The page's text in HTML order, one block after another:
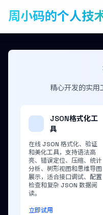
周小码的个人技
精心开发的实用
JSON格式化工
具
在线 JSON 格式化、验证
和美化工具，支持语法高
亮、错误定位、压缩、统计
分析、树形视图和思维导图
展示，适合接口调试、配置
检查和复杂 JSON 数据阅
读。
立即试用